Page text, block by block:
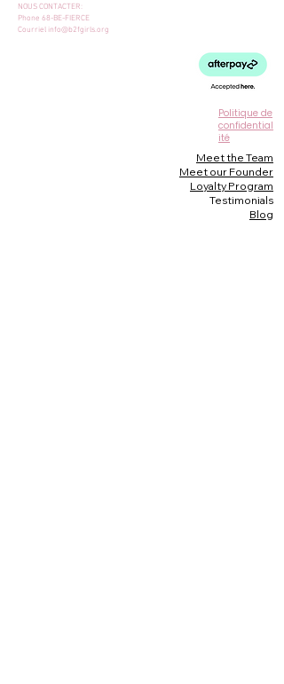
NOUS CONTACTER:
Phone 68-BE-FIERCE
Courriel info@b2fgirls.org
Politique de
confidential
ité
Meet the Team
Meet our Founder
Loyalty Program
Testimonials
Blog